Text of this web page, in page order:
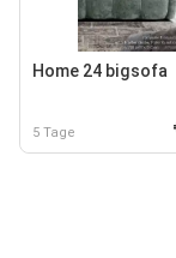
Home 24 bigsofa
5 Tage